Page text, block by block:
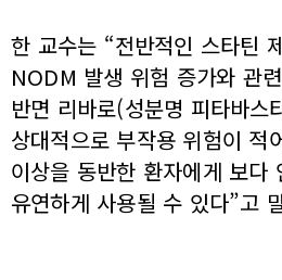
한 교수는 “전반적인 스타틴
NODM 발생 위험 증가와 관
반면 리바로(성분명 피타바스
상대적으로 부작용 위험이 적
이상을 동반한 환자에게 보다
유연하게 사용될 수 있다”고